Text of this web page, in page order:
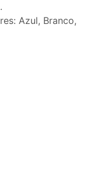
Azul, Branco,